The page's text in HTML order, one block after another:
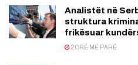
Analistët në
struktura
frikësuar
2 ORË MË PARË